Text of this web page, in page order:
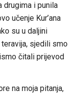
drugima i punila
učenje Kur’ana
su u daljini
sjedili smo
čitali prijevod
na moja pitanja,